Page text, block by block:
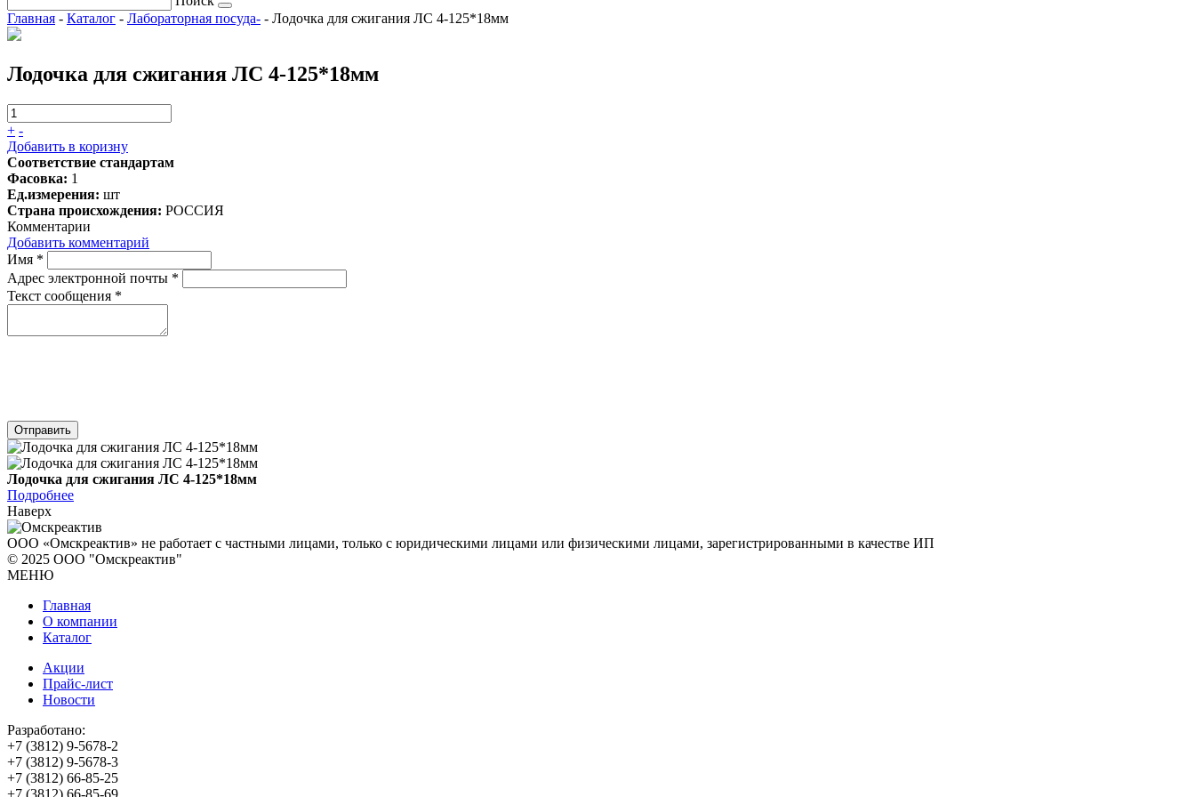
Главная - Каталог - Лабораторная посуда- - Лодочка для сжигания ЛС 4-125*18мм
Лодочка для сжигания ЛС 4-125*18мм
+ -
Добавить в коризну
Соответствие стандартам
Фасовка: 1
Ед.измерения: шт
Страна происхождения: РОССИЯ
Комментарии
Добавить комментарий
Имя *
Адрес электронной почты *
Текст сообщения *
Отправить
Лодочка для сжигания ЛС 4-125*18мм
Подробнее
Наверх
ООО «Омскреактив» не работает с частными лицами, только с юридическими лицами или физическими лицами, зарегистрированными в качестве ИП
© 2025 ООО "Омскреактив"
МЕНЮ
Главная
О компании
Каталог
Акции
Прайс-лист
Новости
Разработано:
+7 (3812) 9-5678-2
+7 (3812) 9-5678-3
+7 (3812) 66-85-25
+7 (3812) 66-85-69